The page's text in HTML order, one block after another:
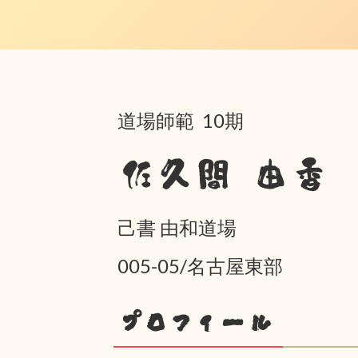
道場師範 10期
佐久間 由香
己書 由和道場
005-05/名古屋東部
プロフィール